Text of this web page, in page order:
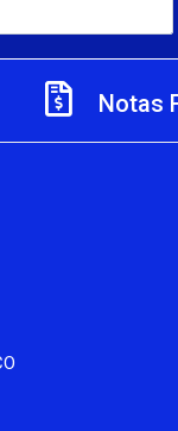
Notas